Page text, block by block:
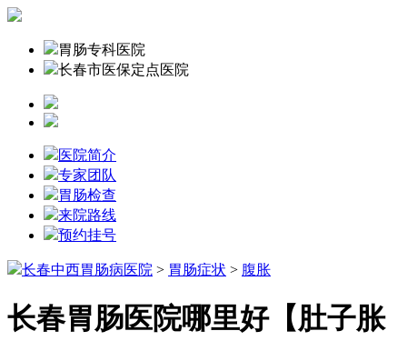
胃肠专科医院
长春市医保定点医院
医院简介
专家团队
胃肠检查
来院路线
预约挂号
长春中西胃肠病医院 > 胃肠症状 > 腹胀
长春胃肠医院哪里好【肚子胀